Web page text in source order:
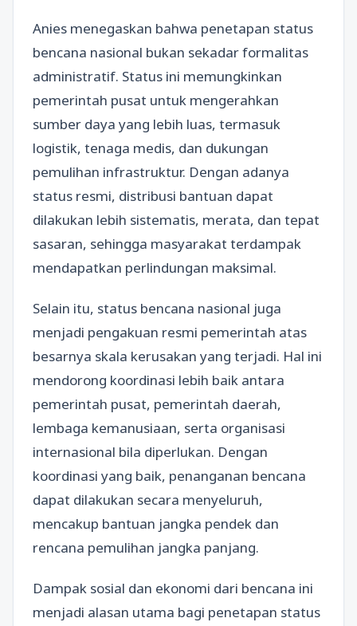
Anies menegaskan bahwa penetapan status
bencana nasional bukan sekadar formalitas
administratif. Status ini memungkinkan
pemerintah pusat untuk mengerahkan
sumber daya yang lebih luas, termasuk
logistik, tenaga medis, dan dukungan
pemulihan infrastruktur. Dengan adanya
status resmi, distribusi bantuan dapat
dilakukan lebih sistematis, merata, dan tepat
sasaran, sehingga masyarakat terdampak
mendapatkan perlindungan maksimal.
Selain itu, status bencana nasional juga
menjadi pengakuan resmi pemerintah atas
besarnya skala kerusakan yang terjadi. Hal ini
mendorong koordinasi lebih baik antara
pemerintah pusat, pemerintah daerah,
lembaga kemanusiaan, serta organisasi
internasional bila diperlukan. Dengan
koordinasi yang baik, penanganan bencana
dapat dilakukan secara menyeluruh,
mencakup bantuan jangka pendek dan
rencana pemulihan jangka panjang.
Dampak sosial dan ekonomi dari bencana ini
menjadi alasan utama bagi penetapan status